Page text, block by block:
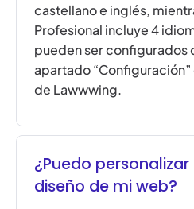
castellano e inglés,
Profesional incluye 4
pueden ser configurados
apartado
de Lawwwing.
¿Puedo
diseño de mi web?